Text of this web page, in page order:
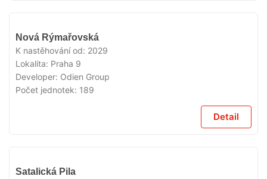
Nová Rýmařovská
K nastěhování od: 2029
Lokalita: Praha 9
Developer: Odien Group
Počet jednotek: 189
Detail
Satalická Pila